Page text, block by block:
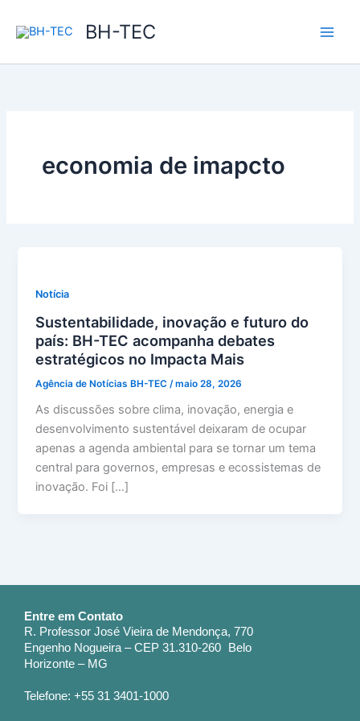
para
conteúdo
BH-TEC
economia de imapcto
Notícia
Sustentabilidade, inovação e futuro do
país: BH-TEC acompanha debates
estratégicos no Impacta Mais
Agência de Notícias BH-TEC /maio 28, 2026
As discussões sobre clima, inovação, energia e
desenvolvimento sustentável deixaram de ocupar
apenas a agenda ambiental para se tornar um tema
central para governos, empresas e ecossistemas de
inovação. Foi […]
Entre em Contato
R. Professor José Vieira de Mendonça, 770
Engenho Nogueira – CEP 31.310-260 Belo
Horizonte – MG
Telefone: +55 31 3401-1000